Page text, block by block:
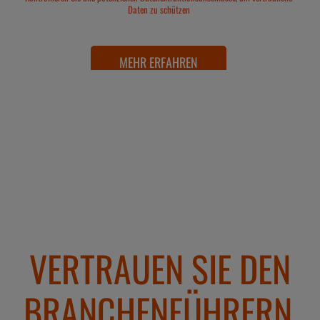
Daten zu schützen
MEHR ERFAHREN
verhindern
MEHR ERFAHREN
Missionsbereitschaft
MEHR ERFAHREN
Kompatibilität
MEHR ERFAHREN
VERTRAUEN SIE DEN